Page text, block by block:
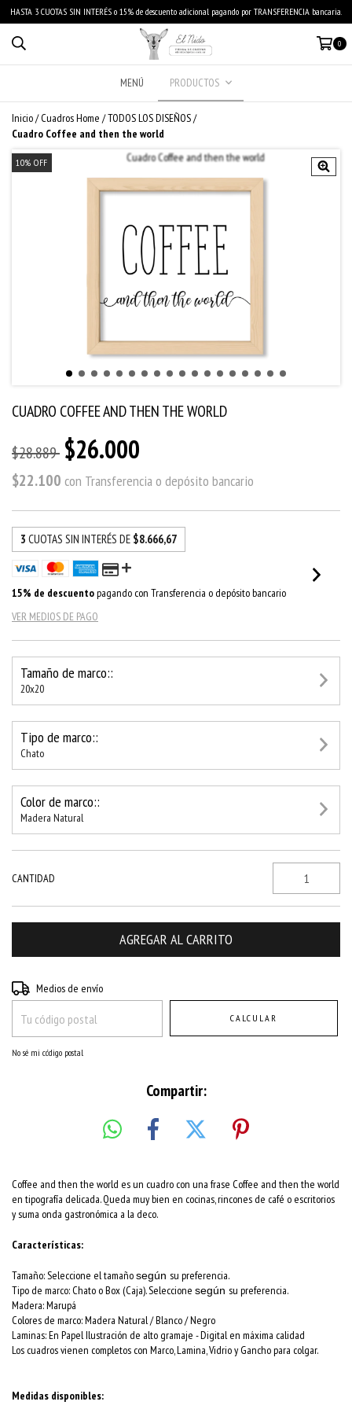
HASTA 3 CUOTAS SIN INTERÉS o 15% de descuento adicional pagando por TRANSFERENCIA bancaria.
0
MENÚ PRODUCTOS
Inicio/ Cuadros Home /TODOS LOS DISEÑOS/
Cuadro Coffee and then the world
10% OFF
CUADRO COFFEE AND THEN THE WORLD
$28.889 $26.000
$22.100 con Transferencia o depósito bancario
3 CUOTAS SIN INTERÉS DE $8.666,67
15% de descuentopagando con Transferencia o depósito bancario
VER MEDIOS DE PAGO
Tamaño de marco::
20x20
Tipo de marco::
Chato
Color de marco::
Madera Natural
CANTIDAD
Entregas para el CP:
Medios de envío
CALCULAR
No sé mi código postal
Compartir:
Coffee and then the world es un cuadro con una frase Coffee and then the world
en tipografía delicada. Queda muy bien en cocinas, rincones de café o escritorios
y suma onda gastronómica a la deco.
Características:
Tamaño: Seleccione el tamañosegún su preferencia.
Tipo de marco: Chato o Box (Caja). Seleccione según su preferencia.
Madera: Marupá
Colores de marco:Madera Natural / Blanco / Negro
Laminas: En Papel Ilustración de alto gramaje - Digital en máxima calidad
Los cuadros vienen completos con Marco, Lamina, Vidrio y Gancho para colgar.
Medidas disponibles: